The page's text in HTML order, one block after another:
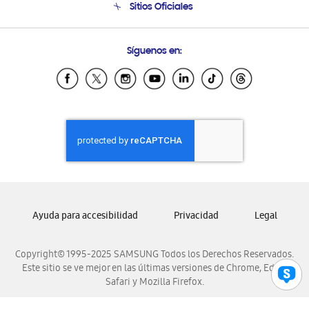
Seguimiento de tu pedido
Soporte vía eMail
Sitios Oficiales
Samsung Ecuador
Samsung El Salvador
Samsung Honduras
Samsung Nicaragua
Samsung Panamá
Samsung Venezuela
Síguenos en:
Copyright© 1995-2025 SAMSUNG Todos los Derechos Reservados.
Este sitio se ve mejor en las últimas versiones de Chrome, Edge,
Safari y Mozilla Firefox.
Ayuda para accesibilidad Privacidad Legal